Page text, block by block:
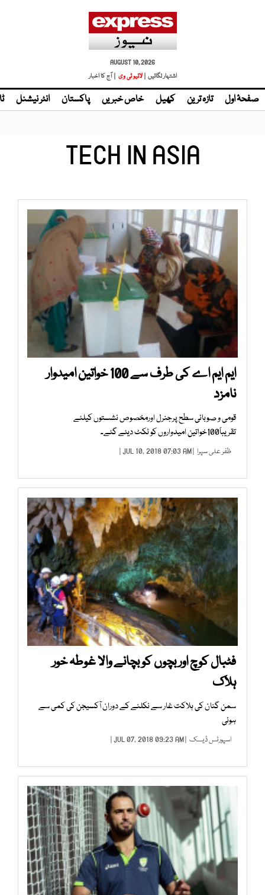
AUGUST 10, 2026
اشتہار لگائیں | لائیو ٹی وی | آج کا اخبار
صفحۂ اول تازہ ترین کھیل خاص خبریں پاکستان انٹر نیشنل
TECH IN ASIA
ایم ایم اے کی طرف سے 100 خواتین امیدوار
نامزد
قومی و صوبائی سطح پرجنرل اورمخصوص نشستوں کیلئے
تقریباً100خواتین امیدواروں کو ٹکٹ دیئے گئے۔
ظفر علی سپرا | JUL 10, 2018 07:03 AM |
فٹبال کوچ اور بچوں کو بچانے والا غوطہ خور
ہلاک
سمن گنان کی ہلاکت غار سے نکلنے کے دوران آکسیجن کی کمی سے
ہوئی
اسپورٹس ڈیسک | JUL 07, 2018 09:23 AM |